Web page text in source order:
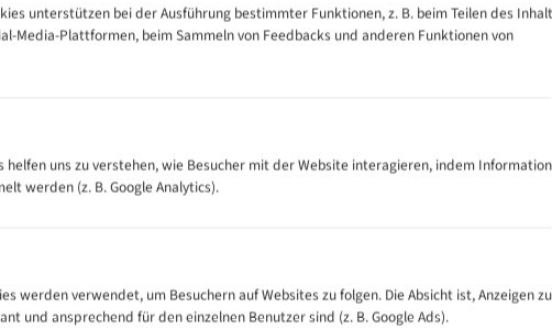
unterstützen bei der Ausführung bestimmter Funktionen, z. B. beim Teilen des
Media-Plattformen, beim Sammeln von Feedbacks und anderen Funktionen von
helfen uns zu verstehen, wie Besucher mit der Website interagieren, indem
werden (z. B. Google Analytics).
werden verwendet, um Besuchern auf Websites zu folgen. Die Absicht ist, Anzeigen zu
und ansprechend für den einzelnen Benutzer sind (z. B. Google Ads).